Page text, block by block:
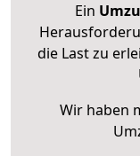
Ein
die Last zu
Wir haben